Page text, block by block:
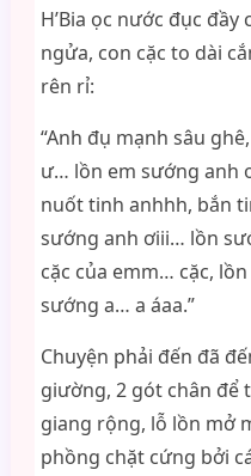
H’Bia ọc nước đục
ngửa, con cặc to dài
rên rỉ:
“Anh đụ mạnh sâu
ư… lồn em sướng anh
nuốt tinh anhhh, bắn
sướng anh ơiii… lồn
cặc của emm… cặc,
sướng a… a áaa.”
Chuyện phải đến đã
giường, 2 gót chân để
giang rộng, lỗ lồn mở
phồng chặt cứng bởi